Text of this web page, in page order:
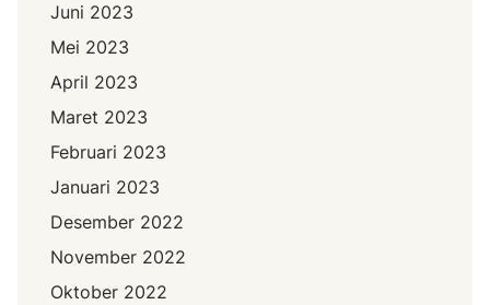
Juni 2023
Mei 2023
April 2023
Maret 2023
Februari 2023
Januari 2023
Desember 2022
November 2022
Oktober 2022